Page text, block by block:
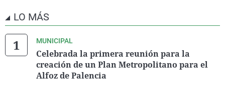
LO MÁS
MUNICIPAL
Celebrada la primera reunión para la
creación de un Plan Metropolitano para el
Alfoz de Palencia